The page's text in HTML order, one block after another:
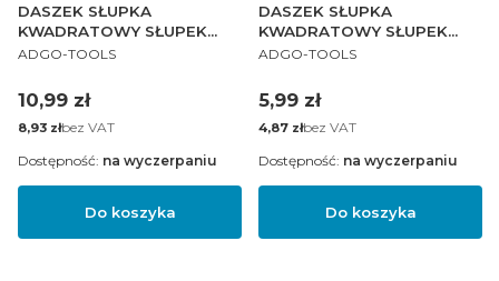
DASZEK SŁUPKA
KWADRATOWY SŁUPEK
120x120 OGRODZENIE
PRODUCENT
ADGO-TOOLS
Cena
10,99 zł
Cena
8,93 złbez VAT
Do koszyka
Dostępność: na wyczerpaniu
DASZEK SŁUPKA
KWADRATOWY SŁUPEK
70x70 OGRODZENIE
PRODUCENT
ADGO-TOOLS
Cena
5,99 zł
Cena
4,87 złbez VAT
Do koszyka
Dostępność: na wyczerpaniu